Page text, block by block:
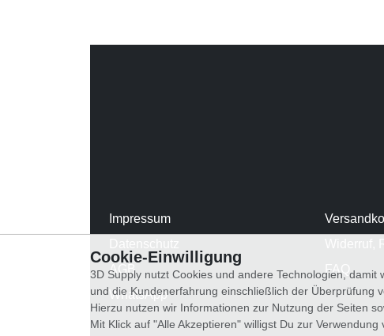
Impressum
AGB
WhatsApp
FAQ
Cookie-Einwilligung
3D Supply nutzt Cookies und andere Technologien,
und die Kundenerfahrung einschließlich der Überprüfung
Hierzu nutzen wir Informationen zur Nutzung der Seiten
Mit Klick auf "Alle Akzeptieren" willigst Du zur